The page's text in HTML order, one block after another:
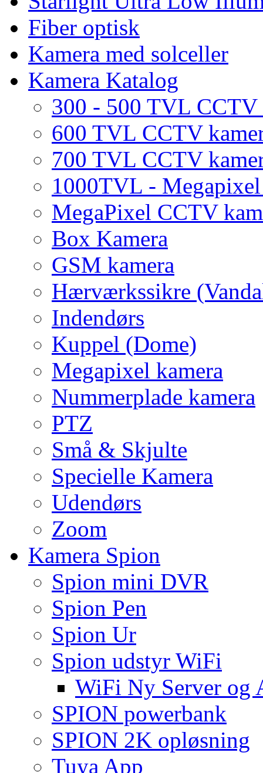
Fiber optisk
Kamera med solceller
Kamera Katalog
300 - 500 TVL CCTV
600 TVL CCTV
700 TVL CCTV
1000TVL -
MegaPixel CCTV
Box Kamera
GSM kamera
Hærværkssikre
Indendørs
Kuppel (Dome)
Megapixel kamera
Nummerplade kamera
PTZ
Små & Skjulte
Specielle Kamera
Udendørs
Zoom
Kamera Spion
Spion mini DVR
Spion Pen
Spion Ur
Spion udstyr WiFi
WiFi Ny Server og
SPION powerbank
SPION 2K opløsning
Tuya App